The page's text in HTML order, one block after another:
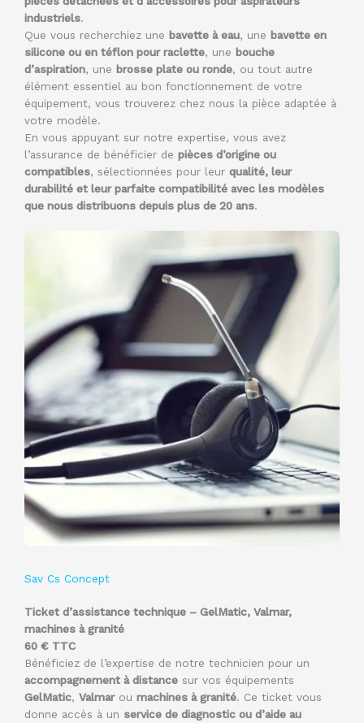
industriels.
Que vous recherchiez une bavette à eau, une bavette en
silicone ou en téflon pour raclette, une bouche
d’aspiration, une brosse plate ou ronde, ou tout autre
élément essentiel au bon fonctionnement de votre
équipement, vous trouverez chez nous la pièce adaptée à
votre modèle.
En vous appuyant sur notre expertise, vous avez
l’assurance de bénéficier de pièces d’origine ou
compatibles, sélectionnées pour leur qualité, leur
durabilité et leur parfaite compatibilité avec les modèles
que nous distribuons depuis plus de 20 ans.
Sav Cs Concept
Ticket d’assistance technique – GelMatic, Valmar,
machines à granité
60 € TTC
Bénéficiez de l’expertise de notre technicien pour un
accompagnement à distance sur vos équipements
GelMatic, Valmarou machines à granité. Ce ticket vous
donne accès à un service de diagnostic ou d’aide au